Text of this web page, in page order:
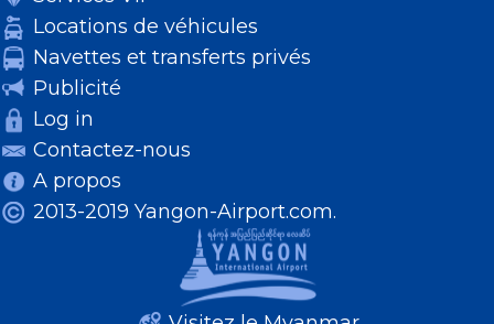
Locations de véhicules
Navettes et transferts privés
Publicité
Log in
Contactez-nous
A propos
2013-2019 Yangon-Airport.com.